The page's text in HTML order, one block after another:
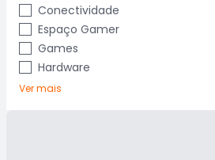
Conectividade
Espaço Gamer
Games
Hardware
Ver mais